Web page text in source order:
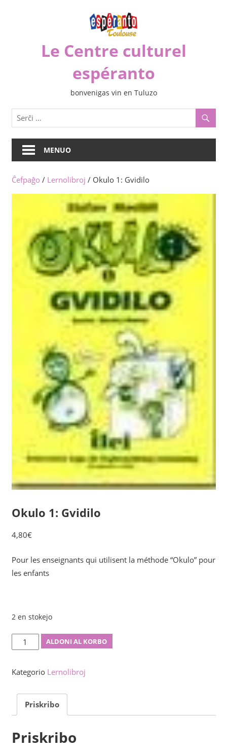
Le Centre culturel
espéranto
bonvenigas vin en Tuluzo
MENUO
Ĉefpaĝo / Lernolibroj / Okulo 1: Gvidilo
Okulo 1: Gvidilo
4,80€
Pour les enseignants qui utilisent la méthode “Okulo” pour
les enfants
2 en stokejo
Okulo
1:
kvanto
ALDONI AL KORBO
Kategorio Lernolibroj
Priskribo
Priskribo